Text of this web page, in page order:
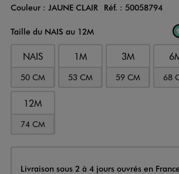
Couleur
Couleur : JAUNE CLAIR Réf. : 50058794
Taille du NAIS au 12M
NAIS
50 CM
1M
53 CM
3M
59 CM 68
12M
74 CM
Livraison
Livraison sous 2 à 4 jours ouvrés en